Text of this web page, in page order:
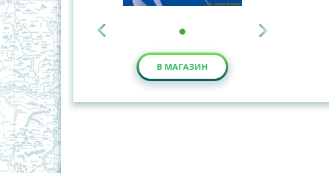
В МАГАЗИН